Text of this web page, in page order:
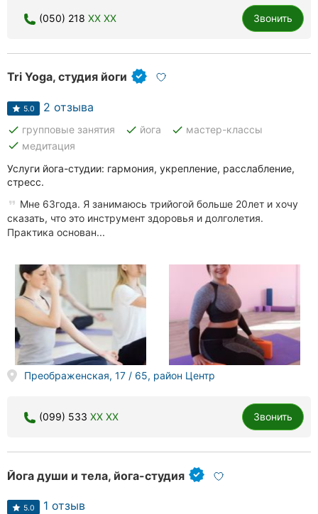
Франковск
Луцк
(050) 218 XX XX Звонить
Tri Yoga, студия йоги
5.0 2 отзыва
done групповые занятия done йога done мастер-классы
done медитация
Услуги йога-студии: гармония, укрепление, расслабление,
стресс.
Мне 63года. Я занимаюсь трийогой больше 20лет и хочу
сказать, что это инструмент здоровья и долголетия.
Практика основан...
Преображенская, 17 / 65, район Центр
(099) 533 XX XX Звонить
Йога души и тела, йога-студия
5.0 1 отзыв